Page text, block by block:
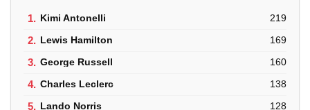
1. Kimi Antonelli 219
2. Lewis Hamilton 169
3. George Russell 160
4. Charles Leclerc 138
5. Lando Norris 128